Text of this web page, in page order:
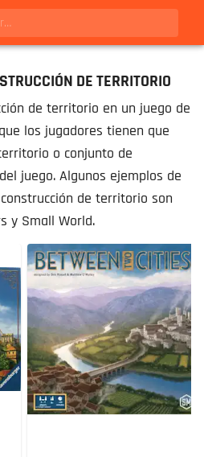
DE TERRITORIO
de territorio en un juego de
los jugadores tienen que
o conjunto de
juego. Algunos ejemplos de
de territorio son
y Small World.
Aires | Conexión Berlín - Catálogo